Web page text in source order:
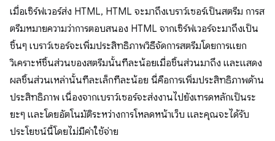
เมื่อเซิร์ฟเวอร์ส่ง HTML, HTML จะมาถึงเบราว์เซอร์เป็นสตรีม การส
ตรีมหมายความว่าการตอบสนอง HTML จากเซิร์ฟเวอร์จะมาถึงเป็น
ชิ้นๆ เบราว์เซอร์จะเพิ่มประสิทธิภาพวิธีจัดการสตรีมโดยการแยก
วิเคราะห์ชิ้นส่วนของสตรีมนั้นทีละน้อยเมื่อชิ้นส่วนมาถึง และแสดง
ผลชิ้นส่วนเหล่านั้นทีละเล็กทีละน้อย นี่คือการเพิ่มประสิทธิภาพด้าน
ประสิทธิภาพ เนื่องจากเบราว์เซอร์จะส่งงานไปยังเทรดหลักเป็นระ
ยะๆ และโดยอัตโนมัติระหว่างการโหลดหน้าเว็บ และคุณจะได้รับ
ประโยชน์นี้โดยไม่มีค่าใช้จ่าย